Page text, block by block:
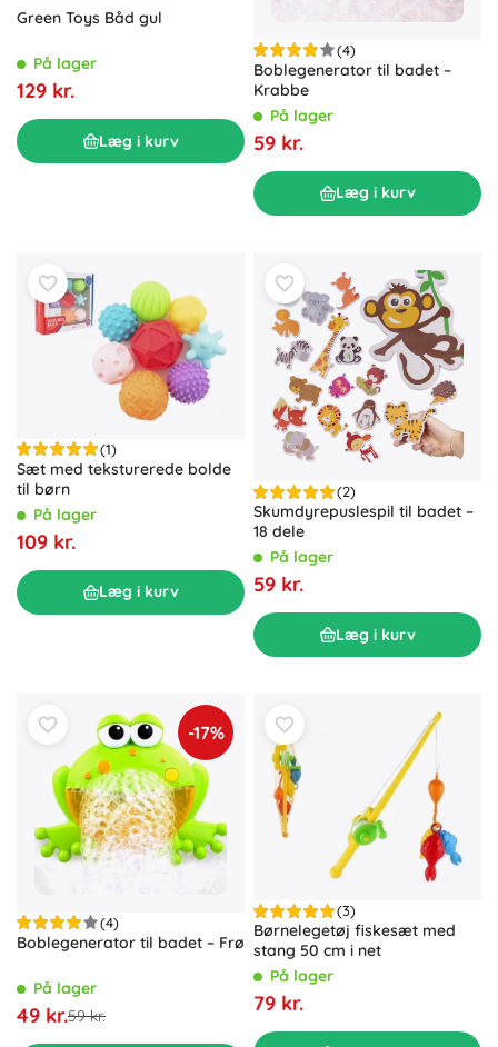
Green Toys Båd gul
På lager
129 kr.
Læg i kurv
(4)
Boblegenerator til badet –
Krabbe
På lager
59 kr.
Læg i kurv
(1)
Sæt med teksturerede bolde
til børn
På lager
109 kr.
Læg i kurv
(2)
Skumdyrepuslespil til badet –
18 dele
På lager
59 kr.
Læg i kurv
-17%
(4)
Boblegenerator til badet – Frø
På lager
49 kr.59 kr.
(3)
Børnelegetøj fiskesæt med
stang 50 cm i net
På lager
79 kr.